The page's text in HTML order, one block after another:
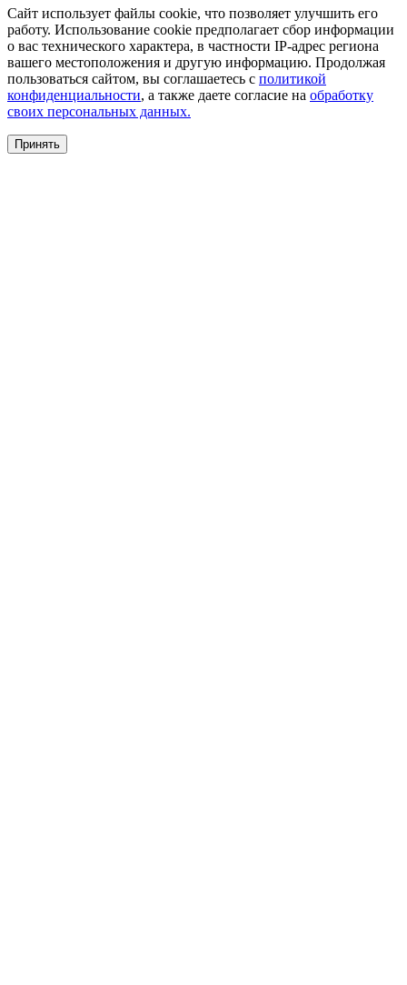
Сайт использует файлы cookie, что позволяет улучшить его
работу. Использование cookie предполагает сбор информации
о вас технического характера, в частности IP-адрес региона
вашего местоположения и другую информацию. Продолжая
пользоваться сайтом, вы соглашаетесь с политикой
конфиденциальности, а также даете согласие на обработку
своих персональных данных.
Принять